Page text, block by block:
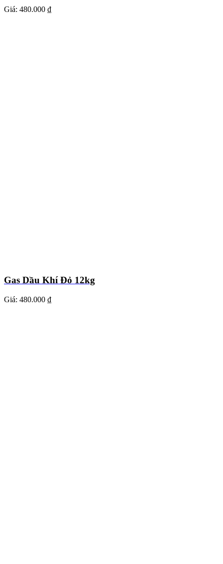
Giá: 480.000 ₫
Gas Dầu Khí Đỏ 12kg
Giá: 480.000 ₫